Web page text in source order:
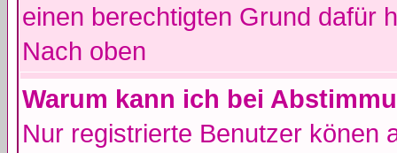
einen berechtigten Grund dafür
Nach oben
Warum kann ich bei
Nur registrierte Benutzer könen